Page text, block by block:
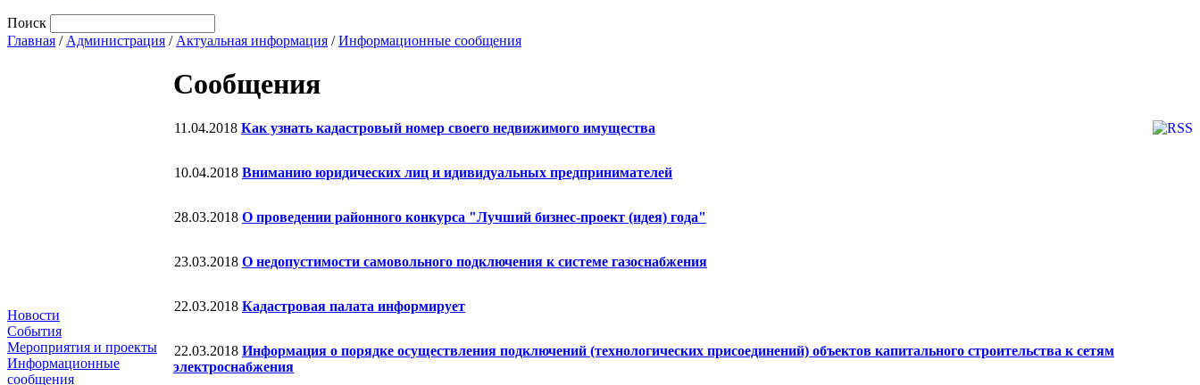
Поиск
Главная / Администрация / Актуальная информация /Информационные сообщения
Новости
События
Мероприятия и проекты
Информационные
сообщения
Сообщения
11.04.2018 Как узнать кадастровый номер своего недвижимого имущества
10.04.2018 Вниманию юридических лиц и идивидуальных предпринимателей
28.03.2018 О проведении районного конкурса "Лучший бизнес-проект (идея) года"
23.03.2018 О недопустимости самовольного подключения к системе газоснабжения
22.03.2018 Кадастровая палата информирует
22.03.2018 Информация о порядке осуществления подключений (технологических присоединений) объектов капитального строительства к сетям
электроснабжения